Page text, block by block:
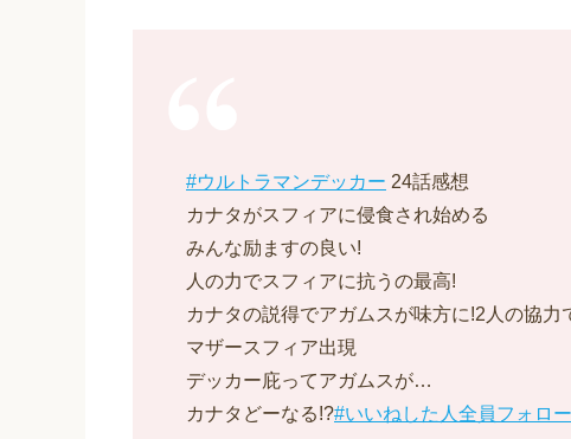
#ウルトラマンデッカー 24話感想
カナタがスフィアに侵食され始める
みんな励ますの良い!
人の力でスフィアに抗うの最高!
カナタの説得でアガムスが味方に!2人の協
マザースフィア出現
デッカー庇ってアガムスが…
カナタどーなる!?#いいねした人全員フォロ